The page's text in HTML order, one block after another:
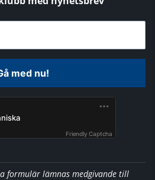
med nu!
Friendly Captcha
formulär lämnas medgivande till